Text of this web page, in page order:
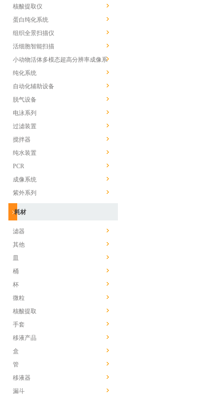
核酸提取仪
蛋白纯化系统
组织全景扫描仪
活细胞智能扫描
小动物活体多模态超高分辨率成像系
统
纯化系统
自动化辅助设备
脱气设备
电泳系列
过滤装置
搅拌器
纯水装置
PCR
成像系统
紫外系列
耗材
滤器
其他
皿
桶
杯
微粒
核酸提取
手套
移液产品
盒
管
移液器
漏斗